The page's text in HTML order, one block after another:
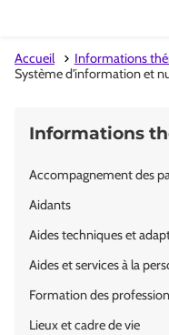
Accueil
Informations
Système d'information et
Informations
Accompagnement des
Aidants
Aides techniques et
Aides et services à la
Formation des
Lieux et cadre de vie